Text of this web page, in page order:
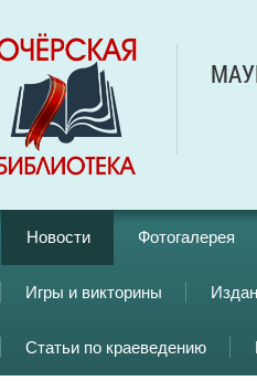
Новости Фотогалерея
Игры и викторины
Статьи по краеведению